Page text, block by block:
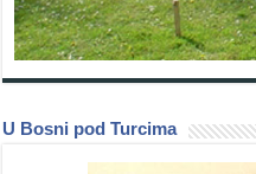
U Bosni pod Turcima